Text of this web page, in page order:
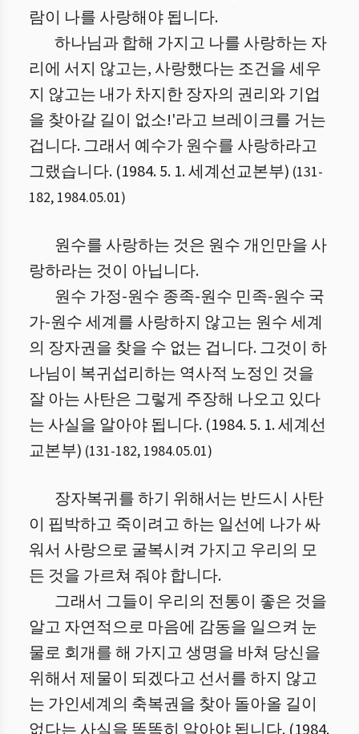
람이 나를 사랑해야 됩니다.
하나님과 합해 가지고 나를 사랑하는 자
리에 서지 않고는, 사랑했다는 조건을 세우
지 않고는 내가 차지한 장자의 권리와 기업
을 찾아갈 길이 없소!'라고 브레이크를 거는
겁니다. 그래서 예수가 원수를 사랑하라고
그랬습니다. (1984. 5. 1. 세계선교본부) (131-
182, 1984.05.01)
원수를 사랑하는 것은 원수 개인만을 사
랑하라는 것이 아닙니다.
원수 가정-원수 종족-원수 민족-원수 국
가-원수 세계를 사랑하지 않고는 원수 세계
의 장자권을 찾을 수 없는 겁니다. 그것이 하
나님이 복귀섭리하는 역사적 노정인 것을
잘 아는 사탄은 그렇게 주장해 나오고 있다
는 사실을 알아야 됩니다. (1984. 5. 1. 세계선
교본부) (131-182, 1984.05.01)
장자복귀를 하기 위해서는 반드시 사탄
이 핍박하고 죽이려고 하는 일선에 나가 싸
워서 사랑으로 굴복시켜 가지고 우리의 모
든 것을 가르쳐 줘야 합니다.
그래서 그들이 우리의 전통이 좋은 것을
알고 자연적으로 마음에 감동을 일으켜 눈
물로 회개를 해 가지고 생명을 바쳐 당신을
위해서 제물이 되겠다고 선서를 하지 않고
는 가인세계의 축복권을 찾아 돌아올 길이